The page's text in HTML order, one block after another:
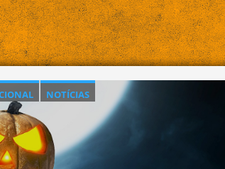
NOTÍCIAS